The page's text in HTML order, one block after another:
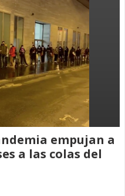
empujan a
a las colas del